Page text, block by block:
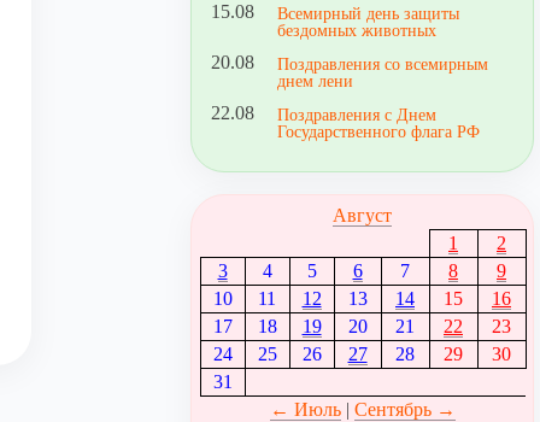
15.08
Всемирный день защиты
бездомных животных
20.08
Поздравления со всемирным
днем лени
22.08
Поздравления с Днем
Государственного флага РФ
Август
1
2
3
4 5 6 7 8
9
10
11 12 13 14 15
16
17
18 19 20 21 22
23
24
25 26 27 28 29
30
31
← Июль| Сентябрь →